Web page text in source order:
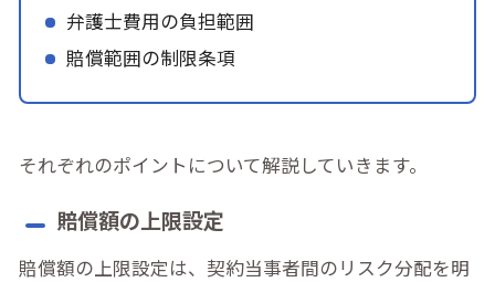
弁護士費用の負担範囲
賠償範囲の制限条項
それぞれのポイントについて解説していきます。
賠償額の上限設定
賠償額の上限設定は、契約当事者間のリスク分配を明